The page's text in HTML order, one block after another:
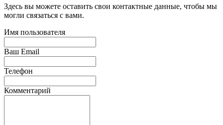
Здесь вы можете оставить свои контактные данные, чтобы мы
могли связаться с вами.
Имя пользователя
Ваш Email
Телефон
Комментарий